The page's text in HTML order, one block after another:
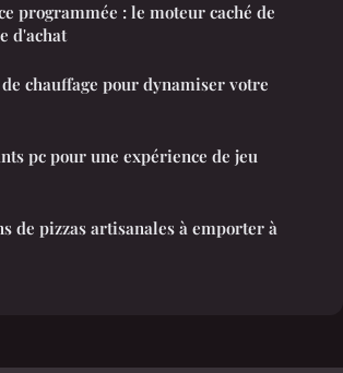
programmée : le moteur caché de
d'achat
chauffage pour dynamiser votre
pc pour une expérience de jeu
de pizzas artisanales à emporter à